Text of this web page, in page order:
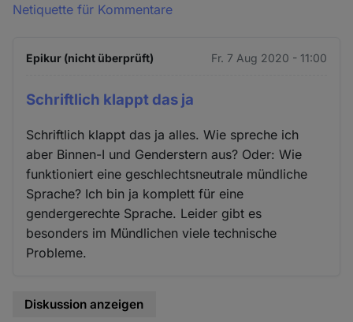
Netiquette für Kommentare
Epikur (nicht überprüft) Fr. 7 Aug 2020 - 11:00
Schriftlich klappt das ja
Schriftlich klappt das ja alles. Wie spreche ich
aber Binnen-I und Genderstern aus? Oder: Wie
funktioniert eine geschlechtsneutrale mündliche
Sprache? Ich bin ja komplett für eine
gendergerechte Sprache. Leider gibt es
besonders im Mündlichen viele technische
Probleme.
Diskussion anzeigen